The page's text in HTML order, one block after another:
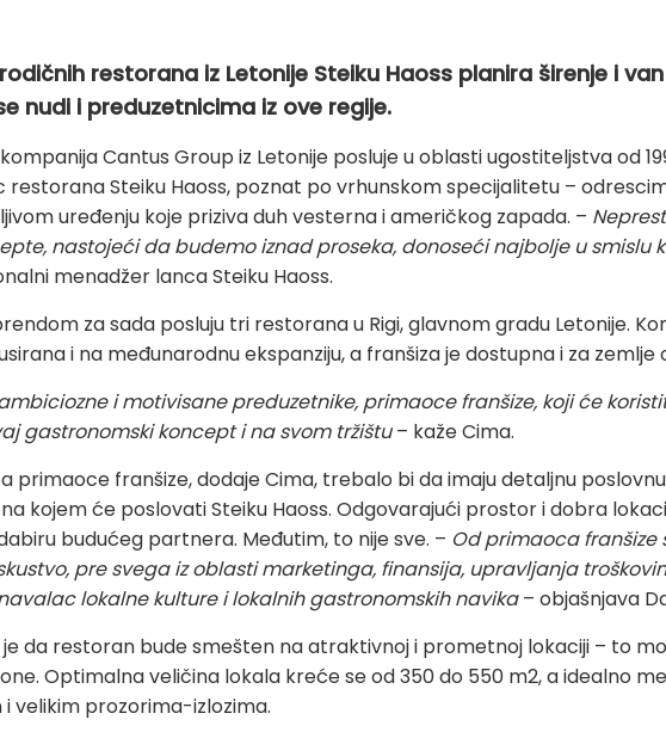
restorana iz Letonije Steiku Haoss planira širenje i
nudi i preduzetnicima iz ove regije.
Cantus Group iz Letonije posluje u oblasti ugostiteljstva od
restorana Steiku Haoss, poznat po vrhunskom specijalitetu –
uređenju koje priziva duh vesterna i američkog zapada. –
nastojeći da budemo iznad proseka, donoseći najbolje u smislu
menadžer lanca Steiku Haoss.
za sada posluju tri restorana u Rigi, glavnom gradu Letonije.
i na međunarodnu ekspanziju, a franšiza je dostupna i za zemlje
i motivisane preduzetnike, primaoce franšize, koji će
gastronomski koncept i na svom tržištu– kaže Cima.
primaoce franšize, dodaje Cima, trebalo bi da imaju detaljnu
kojem će poslovati Steiku Haoss. Odgovarajući prostor i dobra
budućeg partnera. Međutim, to nije sve. – Od primaoca
pre svega iz oblasti marketinga, finansija, upravljanja
lokalne kulture i lokalnih gastronomskih navika– objašnjava
da restoran bude smešten na atraktivnoj i prometnoj lokaciji – to
Optimalna veličina lokala kreće se od 350 do 550 m2, a idealno
velikim prozorima-izlozima.